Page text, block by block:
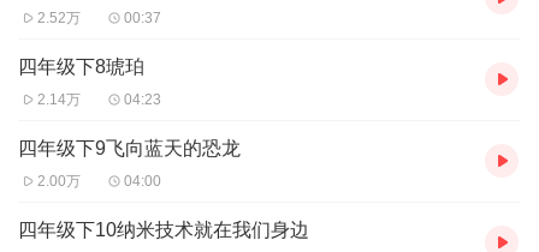
2.52万 00:37
四年级下8琥珀
2.14万 04:23
四年级下9飞向蓝天的恐龙
2.00万 04:00
四年级下10纳米技术就在我们身边